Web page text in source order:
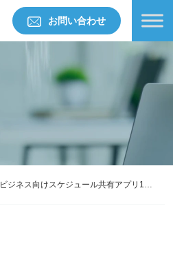
お問い合わせ
ジネス向けスケジュール共有アプリ10